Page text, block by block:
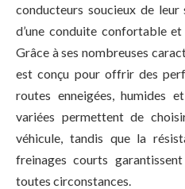
conducteurs soucieux de
d’une conduite confortable
Grâce à ses nombreuses
est conçu pour offrir des
routes enneigées, humides
variées permettent de
véhicule, tandis que la
freinages courts
toutes circonstances.